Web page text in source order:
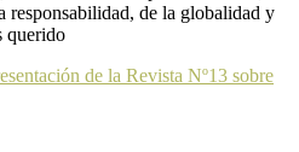
responsabilidad, de la globalidad y
querido